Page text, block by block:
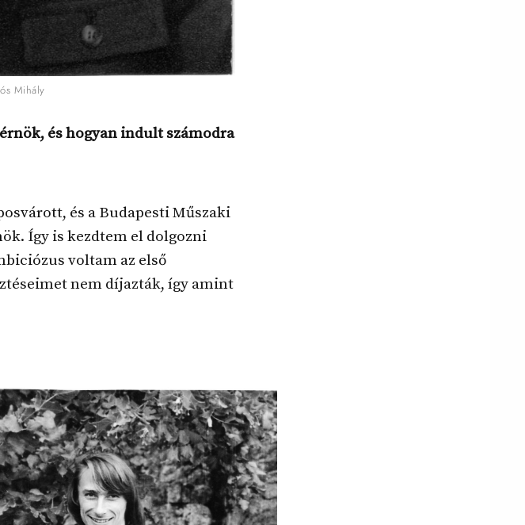
Mihály
és hogyan indult számodra
és a Budapesti Műszaki
Így is kezdtem el dolgozni
voltam az első
nem díjazták, így amint